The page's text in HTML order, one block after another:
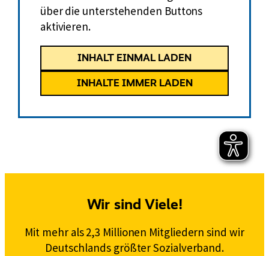
über die unterstehenden Buttons
aktivieren.
INHALT EINMAL LADEN
INHALTE IMMER LADEN
Wir sind Viele!
Mit mehr als 2,3 Millionen Mitgliedern sind wir
Deutschlands größter Sozialverband.